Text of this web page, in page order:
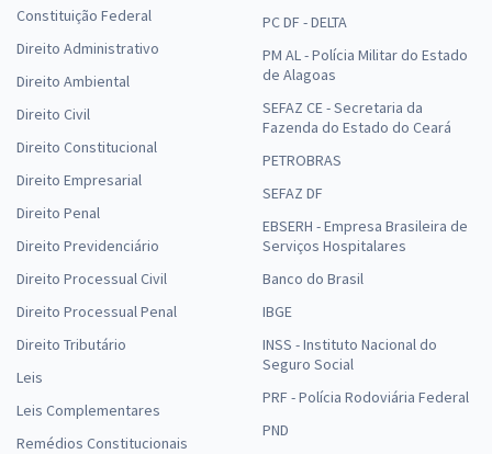
Constituição Federal
Direito Administrativo
Direito Ambiental
Direito Civil
Direito Constitucional
Direito Empresarial
Direito Penal
Direito Previdenciário
Direito Processual Civil
Direito Processual Penal
Direito Tributário
Leis
Leis Complementares
Remédios Constitucionais
PC DF - DELTA
PM AL - Polícia Militar do Estado
de Alagoas
SEFAZ CE - Secretaria da
Fazenda do Estado do Ceará
PETROBRAS
SEFAZ DF
EBSERH - Empresa Brasileira de
Serviços Hospitalares
Banco do Brasil
IBGE
INSS - Instituto Nacional do
Seguro Social
PRF - Polícia Rodoviária Federal
PND